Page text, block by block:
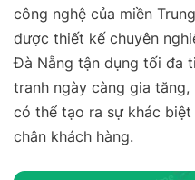
công nghệ của miền
được thiết kế chuyên
Đà Nẵng tận dụng tối đa
tranh ngày càng gia tăng,
có thể tạo ra sự khác
chân khách hàng.